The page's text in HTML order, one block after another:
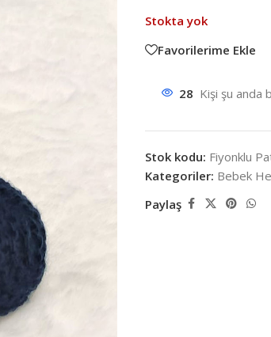
Stokta yok
Favorilerime Ekle
28 Kişi şu anda
Stok kodu: Fiyonklu
Kategoriler: Bebek
Paylaş